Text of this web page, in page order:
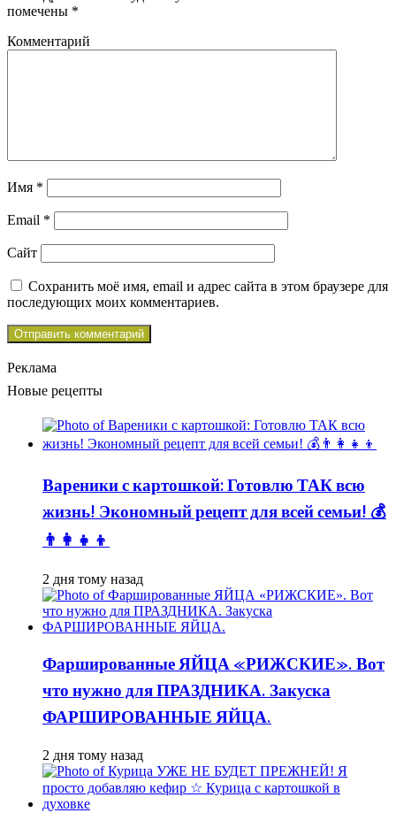
помечены *
Комментарий
Имя *
Email *
Сайт
Сохранить моё имя, email и адрес сайта в этом браузере для
последующих моих комментариев.
Реклама
Новые рецепты
Вареники с картошкой: Готовлю ТАК всю
жизнь! Экономный рецепт для всей семьи! 💰
👨👩👧👦
2 дня тому назад
Фаршированные ЯЙЦА «РИЖСКИЕ». Вот
что нужно для ПРАЗДНИКА. Закуска
ФАРШИРОВАННЫЕ ЯЙЦА.
2 дня тому назад